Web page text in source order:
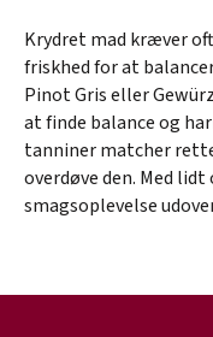
Krydret mad kræver
friskhed for at
Pinot Gris eller
at finde balance og
tanniner matcher
overdøve den. Med
smagsoplevelse